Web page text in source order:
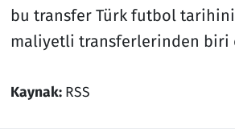
bu transfer Türk futbol
maliyetli transferlerinden biri
Kaynak: RSS